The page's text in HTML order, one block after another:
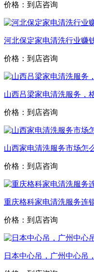
价格：到店咨询
河北保定家电清洗行业赚
价格：到店咨询
山西吕梁家电清洗服务，
价格：到店咨询
山西家电清洗服务市场怎
价格：到店咨询
重庆格科家电清洗服务连
价格：到店咨询
日本中心吊，广州中心吊